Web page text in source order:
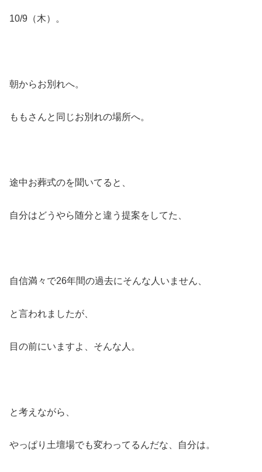
10/9（木）。
朝からお別れへ。
ももさんと同じお別れの場所へ。
途中お葬式のを聞いてると、
自分はどうやら随分と違う提案をしてた、
自信満々で26年間の過去にそんな人いません、
と言われましたが、
目の前にいますよ、そんな人。
と考えながら、
やっぱり土壇場でも変わってるんだな、自分は。